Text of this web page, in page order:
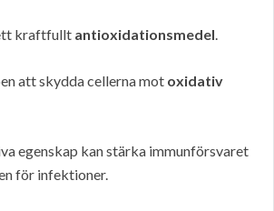
kraftfullt antioxidationsmedel.
att skydda cellerna mot oxidativ
egenskap kan stärka immunförsvaret
för infektioner.